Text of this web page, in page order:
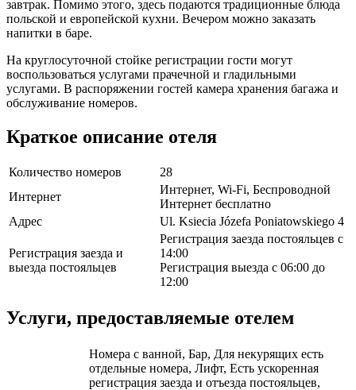
завтрак. Помимо этого, здесь подаются традиционные блюда
польской и европейской кухни. Вечером можно заказать
напитки в баре.
На круглосуточной стойке регистрации гости могут
воспользоваться услугами прачечной и гладильными
услугами. В распоряжении гостей камера хранения багажа и
обслуживание номеров.
Краткое описание отеля
Количество номеров
28
Интернет
Интернет, Wi-Fi, Беспроводной
Интернет бесплатно
Адрес
Ul. Ksiecia Józefa Poniatowskiego 4
Регистрация заезда и
выезда постояльцев
Регистрация заезда постояльцев с
14:00
Регистрация выезда с 06:00 до
12:00
Услуги, предоставляемые отелем
Номера с ванной, Бар, Для некурящих есть
отдельные номера, Лифт, Есть ускоренная
регистрация заезда и отъезда постояльцев,